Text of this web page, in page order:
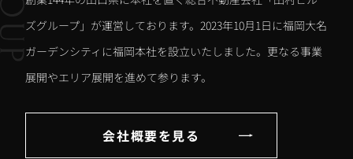
ズグループ」が運営しております。2023年10月1日に福岡大名
ガーデンシティに福岡本社を設立いたしました。更なる事業
展開やエリア展開を進めて参ります。
会社概要を見る